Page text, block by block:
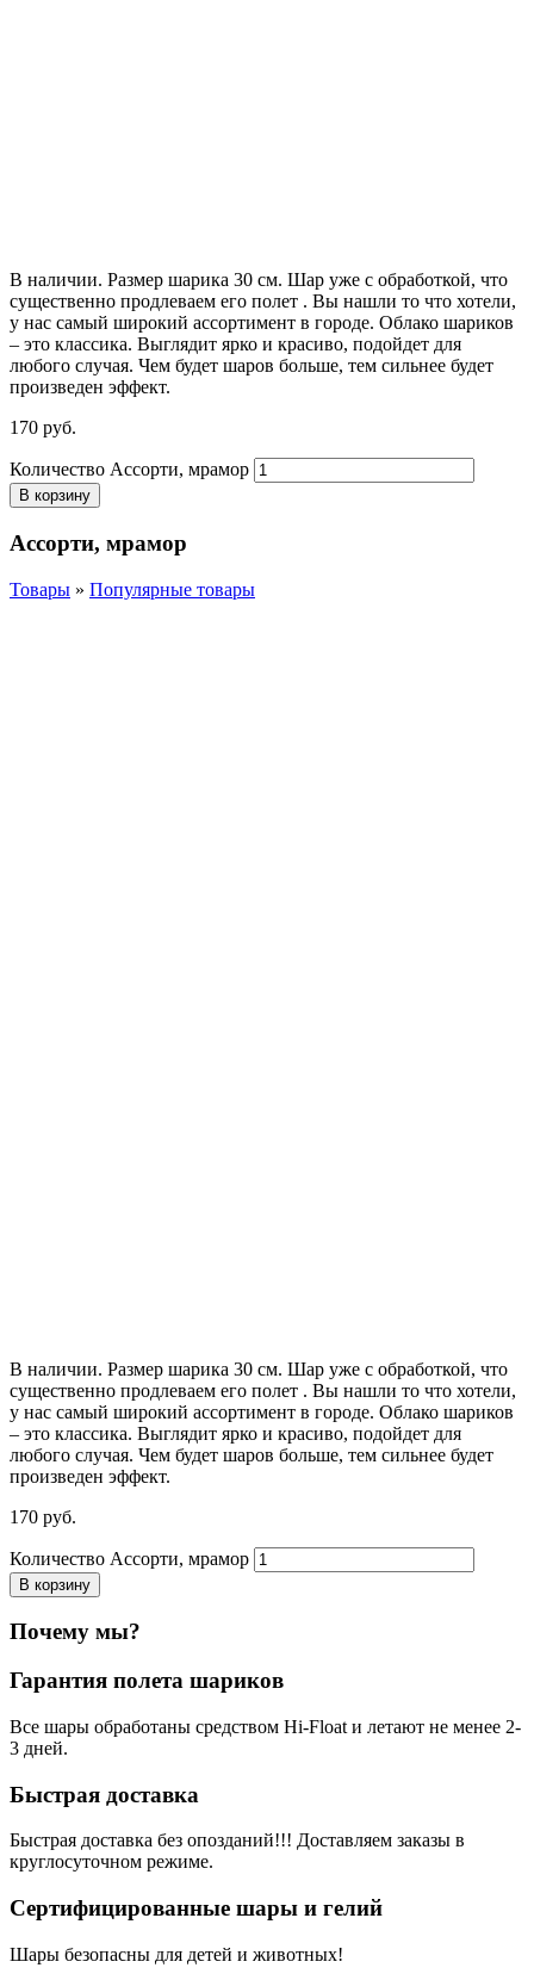
В наличии. Размер шарика 30 см. Шар уже с обработкой, что
существенно продлеваем его полет . Вы нашли то что хотели,
у нас самый широкий ассортимент в городе. Облако шариков
– это классика. Выглядит ярко и красиво, подойдет для
любого случая. Чем будет шаров больше, тем сильнее будет
произведен эффект.
170 руб.
Количество Ассорти, мрамор
В корзину
Ассорти, мрамор
Товары » Популярные товары
В наличии. Размер шарика 30 см. Шар уже с обработкой, что
существенно продлеваем его полет . Вы нашли то что хотели,
у нас самый широкий ассортимент в городе. Облако шариков
– это классика. Выглядит ярко и красиво, подойдет для
любого случая. Чем будет шаров больше, тем сильнее будет
произведен эффект.
170 руб.
Количество Ассорти, мрамор
В корзину
Почему мы?
Гарантия полета шариков
Все шары обработаны средством Hi-Float и летают не менее 2-
3 дней.
Быстрая доставка
Быстрая доставка без опозданий!!! Доставляем заказы в
круглосуточном режиме.
Сертифицированные шары и гелий
Шары безопасны для детей и животных!